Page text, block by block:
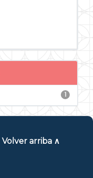
1
Volver arriba ∧